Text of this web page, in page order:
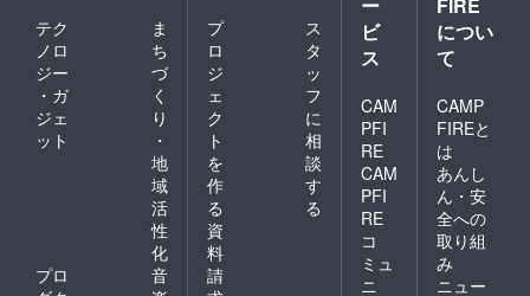
テク
ノロ
ジー
・ガ
ジェ
ット
ま
ち
づ
く
り
・
地
域
活
性
化
プロ
音
プ
ロ
ジ
ェ
ク
ト
を
作
る
ス
タ
ッ
フ
に
相
談
す
る
資
料
請
ビ
ス
CAM
PFI
RE
CAM
PFI
RE
コ
ミュ
ニ
につい
て
CAMP
FIREと
は
あんし
ん・安
全への
取り組
み
ニュー